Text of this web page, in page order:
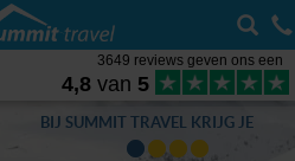
3649 reviews geven ons een
4,8 van 5
BIJ SUMMIT TRAVEL KRIJG JE